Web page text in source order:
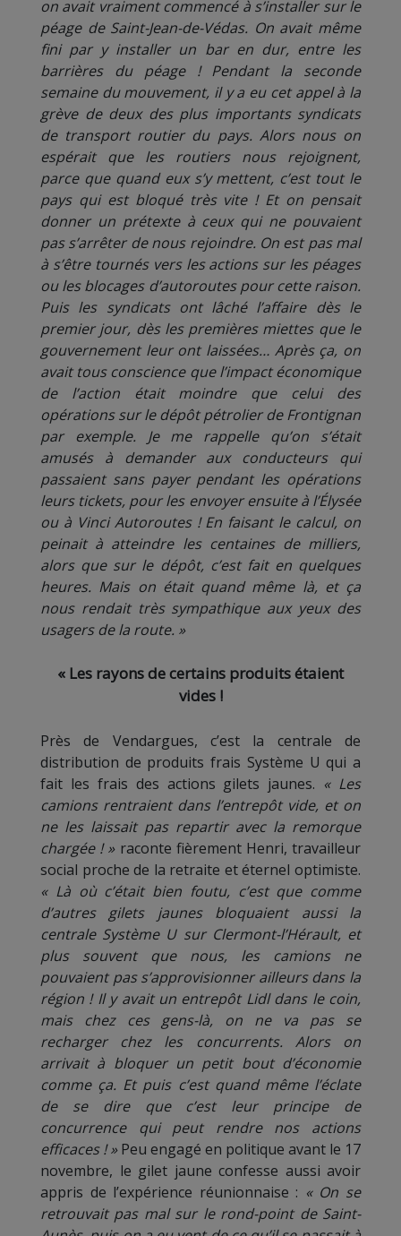
on avait vraiment commencé à s’installer sur le
péage de Saint-Jean-de-Védas. On avait même
fini par y installer un bar en dur, entre les
barrières du péage ! Pendant la seconde
semaine du mouvement, il y a eu cet appel à la
grève de deux des plus importants syndicats
de transport routier du pays. Alors nous on
espérait que les routiers nous rejoignent,
parce que quand eux s’y mettent, c’est tout le
pays qui est bloqué très vite ! Et on pensait
donner un prétexte à ceux qui ne pouvaient
pas s’arrêter de nous rejoindre. On est pas mal
à s’être tournés vers les actions sur les péages
ou les blocages d’autoroutes pour cette raison.
Puis les syndicats ont lâché l’affaire dès le
premier jour, dès les premières miettes que le
gouvernement leur ont laissées… Après ça, on
avait tous conscience que l’impact économique
de l’action était moindre que celui des
opérations sur le dépôt pétrolier de Frontignan
par exemple. Je me rappelle qu’on s’était
amusés à demander aux conducteurs qui
passaient sans payer pendant les opérations
leurs tickets, pour les envoyer ensuite à l’Élysée
ou à Vinci Autoroutes ! En faisant le calcul, on
peinait à atteindre les centaines de milliers,
alors que sur le dépôt, c’est fait en quelques
heures. Mais on était quand même là, et ça
nous rendait très sympathique aux yeux des
usagers de la route. »
« Les rayons de certains produits étaient
vides !
Près de Vendargues, c’est la centrale de
distribution de produits frais Système U qui a
fait les frais des actions gilets jaunes. « Les
camions rentraient dans l’entrepôt vide, et on
ne les laissait pas repartir avec la remorque
chargée ! »raconte fièrement Henri, travailleur
social proche de la retraite et éternel optimiste.
« Là où c’était bien foutu, c’est que comme
d’autres gilets jaunes bloquaient aussi la
centrale Système U sur Clermont-l’Hérault, et
plus souvent que nous, les camions ne
pouvaient pas s’approvisionner ailleurs dans la
région ! Il y avait un entrepôt Lidl dans le coin,
mais chez ces gens-là, on ne va pas se
recharger chez les concurrents. Alors on
arrivait à bloquer un petit bout d’économie
comme ça. Et puis c’est quand même l’éclate
de se dire que c’est leur principe de
concurrence qui peut rendre nos actions
efficaces ! »Peu engagé en politique avant le 17
novembre, le gilet jaune confesse aussi avoir
appris de l’expérience réunionnaise : « On se
retrouvait pas mal sur le rond-point de Saint-